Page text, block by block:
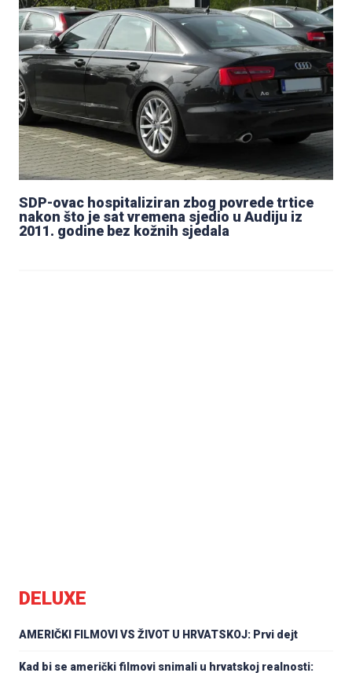
SDP-ovac hospitaliziran zbog povrede trtice
nakon što je sat vremena sjedio u Audiju iz
2011. godine bez kožnih sjedala
DELUXE
AMERIČKI FILMOVI VS ŽIVOT U HRVATSKOJ: Prvi dejt
Kad bi se američki filmovi snimali u hrvatskoj realnosti: